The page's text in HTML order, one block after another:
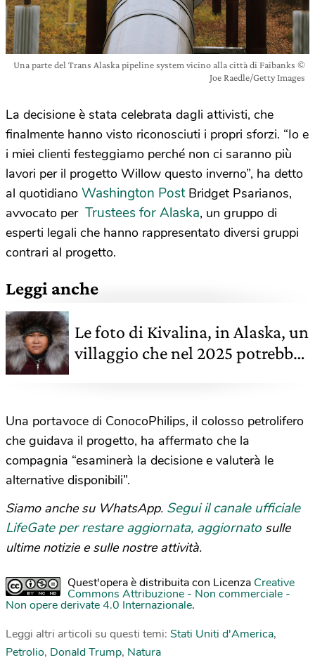
Una parte del Trans Alaska pipeline system vicino alla città di Faibanks ©
Joe Raedle/Getty Images
La decisione è stata celebrata dagli attivisti, che
finalmente hanno visto riconosciuti i propri sforzi. “Io e
i miei clienti festeggiamo perché non ci saranno più
lavori per il progetto Willow questo inverno”, ha detto
al quotidiano Washington PostBridget Psarianos,
avvocato per Trustees for Alaska, un gruppo di
esperti legali che hanno rappresentato diversi gruppi
contrari al progetto.
Leggi anche
Le foto di Kivalina, in Alaska, un
villaggio che nel 2025 potrebbe
Una portavoce di ConocoPhilips, il colosso petrolifero
che guidava il progetto, ha affermato che la
compagnia “esaminerà la decisione e valuterà le
alternative disponibili”.
Siamo anche su WhatsApp. Segui il canale ufficiale
LifeGate per restare aggiornata, aggiornato sulle
ultime notizie e sulle nostre attività.
Quest'opera è distribuita con Licenza Creative
Commons Attribuzione - Non commerciale -
Non opere derivate 4.0 Internazionale.
Leggi altri articoli su questi temi: Stati Uniti d'America,
Petrolio, Donald Trump, Natura